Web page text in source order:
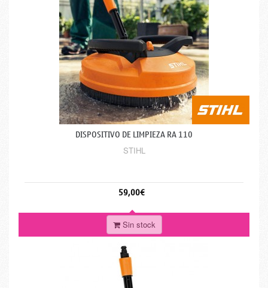
DISPOSITIVO DE LIMPIEZA RA 110
STIHL
59,00€
Sin stock